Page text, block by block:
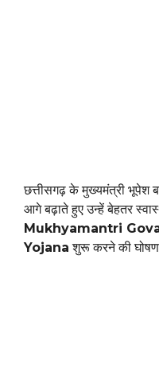
छत्तीसगढ़ के मुख्यमंत्री भूपेश
आगे बढ़ाते हुए उन्हें बेहतर
Mukhyamantri
Yojana शुरू करने की